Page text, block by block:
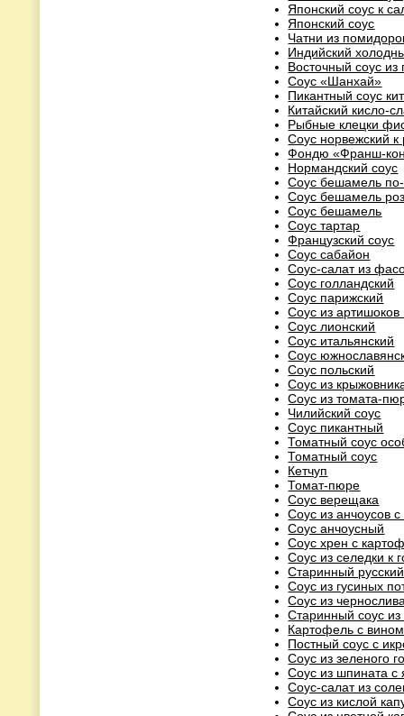
Японский соус к
Японский соус
Чатни из
Индийский
Восточный соус из
Соус «Шанхай»
Пикантный соус
Китайский кисло-
Рыбные клецки
Соус норвежский
Фондю «Франш-
Нормандский соус
Соус бешамель
Соус бешамель
Соус бешамель
Соус тартар
Французский соус
Соус сабайон
Соус-салат из
Соус голландский
Соус парижский
Соус из артишоков
Соус лионский
Соус итальянский
Соус
Соус польский
Соус из
Соус из томата-
Чилийский соус
Соус пикантный
Томатный соус
Томатный соус
Кетчуп
Томат-пюре
Соус верещака
Соус из анчоусов
Соус анчоусный
Соус хрен с
Соус из селедки к
Старинный
Соус из гусиных
Соус из
Старинный соус
Картофель с вином
Постный соус с
Соус из зеленого
Соус из шпината с
Соус-салат из
Соус из кислой